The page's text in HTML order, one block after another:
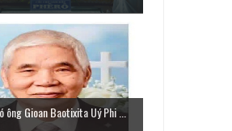
ông Gioan Baotixita Uý Phi ...